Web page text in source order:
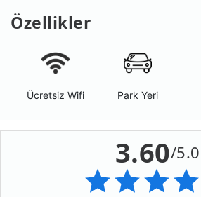
Özellikler
Ücretsiz Wifi Park Yeri
3.60/5.0